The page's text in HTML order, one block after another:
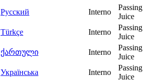
Русский
Interno
Passing
Juice
Türkçe
Interno
Passing
Juice
ქართული
Interno
Passing
Juice
Українська
Interno
Passing
Juice